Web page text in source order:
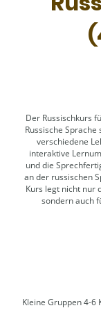
Der Russischkurs
Russische
verschiedene
interaktive
und die
an der russischen
Kurs legt nicht nur
sondern auch
Kleine Gruppen 4-6